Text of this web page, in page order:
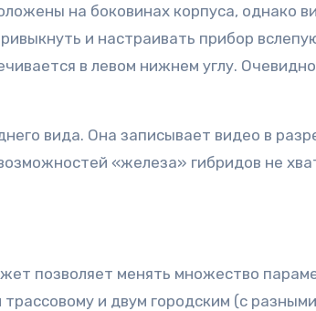
на боковинах корпуса, однако
и настраивать прибор
в левом нижнем углу.
вида. Она записывает видео в
«железа» гибридов не
позволяет менять множество
и двум городским (с